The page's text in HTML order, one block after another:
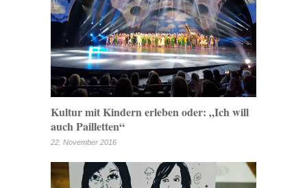
Kultur mit Kindern erleben oder: „Ich will
auch Pailletten“
22. November 2016